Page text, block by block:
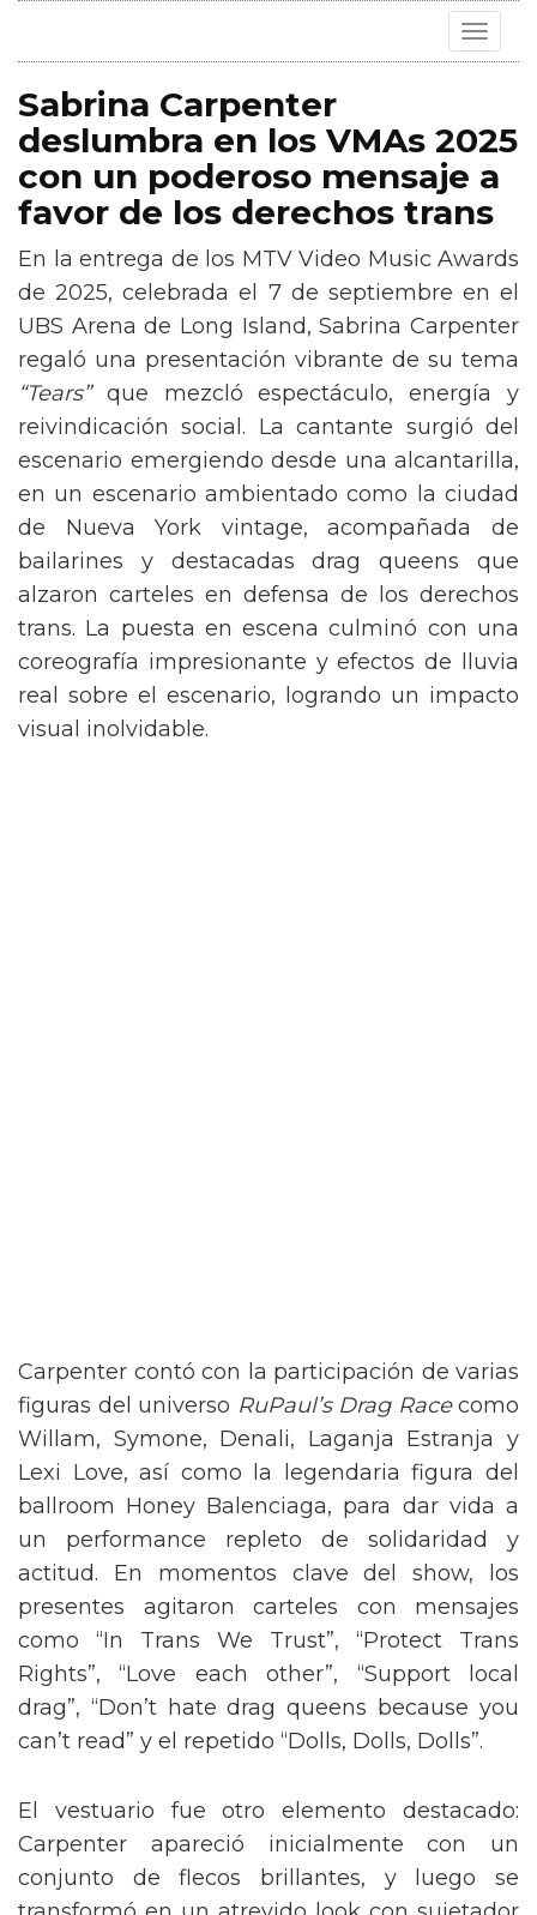
Toggle
Sabrina Carpenter
deslumbra en los VMAs 2025
con un poderoso mensaje a
favor de los derechos trans
En la entrega de los MTV Video Music Awards
de 2025, celebrada el 7 de septiembre en el
UBS Arena de Long Island, Sabrina Carpenter
regaló una presentación vibrante de su tema
“Tears”que mezcló espectáculo, energía y
reivindicación social. La cantante surgió del
escenario emergiendo desde una alcantarilla,
en un escenario ambientado como la ciudad
de Nueva York vintage, acompañada de
bailarines y destacadas drag queens que
alzaron carteles en defensa de los derechos
trans. La puesta en escena culminó con una
coreografía impresionante y efectos de lluvia
real sobre el escenario, logrando un impacto
Carpenter contó con la participación de varias
figuras del universo
RuPaul’s Drag Race
como
Willam, Symone, Denali, Laganja Estranja y
Lexi Love, así como la legendaria figura del
ballroom Honey Balenciaga, para dar vida a
un performance repleto de solidaridad y
actitud. En momentos clave del show, los
presentes agitaron carteles con mensajes
como “In Trans We Trust”, “Protect Trans
Rights”, “Love each other”, “Support local
drag”, “Don’t hate drag queens because you
can’t read” y el repetido “Dolls, Dolls, Dolls”.
El vestuario fue otro elemento destacado:
Carpenter apareció inicialmente con un
conjunto de flecos brillantes, y luego se